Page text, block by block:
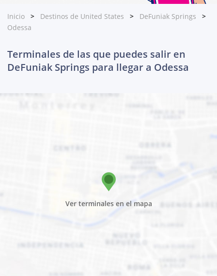
Inicio Destinos de United States
DeFuniak Springs
Odessa
Terminales de las que puedes salir en
DeFuniak Springs para llegar a Odessa
Ver terminales en el mapa